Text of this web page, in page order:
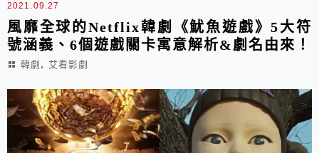
2021.09.27
風靡全球的Netflix韓劇《魷魚遊戲》5大符
號涵義、6個遊戲關卡寓意解析&劇名由來！
韓劇 , 艾看影劇